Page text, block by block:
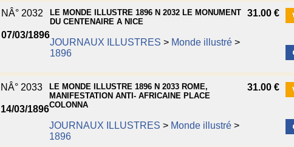
NÂ° 2032
07/03/1896
LE MONDE ILLUSTRE 1896 N 2032 LE MONUMENT
DU CENTENAIRE A NICE
JOURNAUX ILLUSTRES > Monde illustré>
1896
31.00 €
NÂ° 2033
14/03/1896
LE MONDE ILLUSTRE 1896 N 2033 ROME,
MANIFESTATION ANTI- AFRICAINE PLACE
COLONNA
JOURNAUX ILLUSTRES > Monde illustré>
1896
31.00 €